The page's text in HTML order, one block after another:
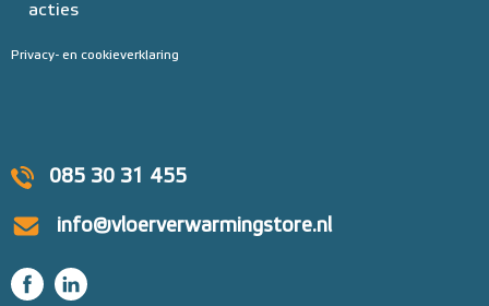
085 30 31 455
info@vloerverwarmingstore.nl
acties
Privacy- en cookieverklaring